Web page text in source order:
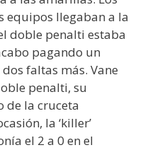
equipos llegaban a la
doble penalti estaba
pagando un
faltas más. Vane
penalti, su
de la cruceta
la ‘killer’
el 2 a 0 en el